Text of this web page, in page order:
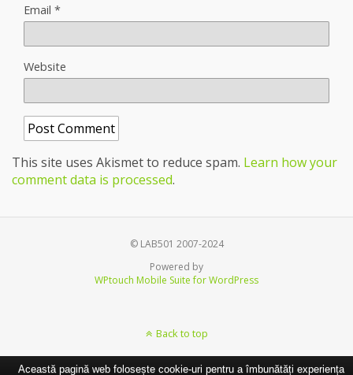
Email *
Website
This site uses Akismet to reduce spam. Learn how your
comment data is processed.
© LAB501 2007-2024
Powered by
WPtouch Mobile Suite for WordPress
Back to top
Această pagină web folosește cookie-uri pentru a îmbunătăți experiența